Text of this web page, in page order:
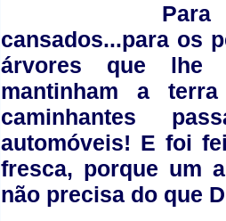
Para pés
cansados...para os
árvores que lhe
mantinham a
caminhantes
automóveis! E foi
fresca, porque um
não precisa do que